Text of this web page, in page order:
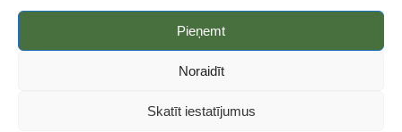
Pieņemt
Noraidīt
Skatīt iestatījumus
Noteikumi un nosacījumi
Vietnes karte